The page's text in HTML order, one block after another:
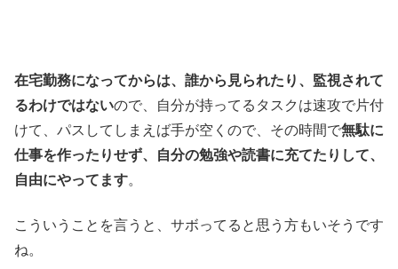
在宅勤務になってからは、誰から見られたり、監視されて
るわけではないので、自分が持ってるタスクは速攻で片付
けて、パスしてしまえば手が空くので、その時間で無駄に
仕事を作ったりせず、自分の勉強や読書に充てたりして、
自由にやってます。
こういうことを言うと、サボってると思う方もいそうです
ね。